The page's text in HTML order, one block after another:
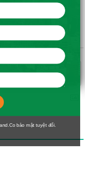
bảo mật tuyệt đối.